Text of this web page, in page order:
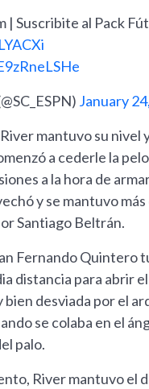
| Suscribite al Pack
January
mantuvo su nivel
a cederle la
a la hora de
y se mantuvo
Santiago Beltrán.
Fernando Quintero
distancia para abrir
bien desviada por el
se colaba en el
palo.
River mantuvo el